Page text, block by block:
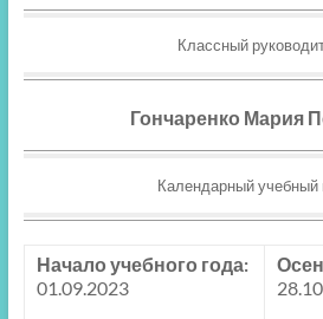
Классный
Гончаренко Мария
Календарный учебный
Начало учебного года:
01.09.2023